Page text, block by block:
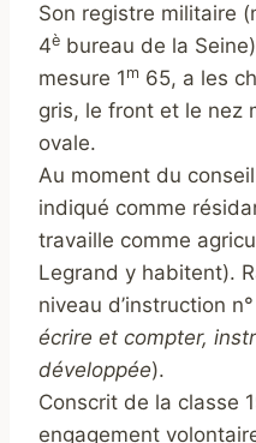
Son registre militaire
4è bureau de la
mesure 1 m 65, a les
gris, le front et le nez
ovale.
Au moment du
indiqué comme
travaille comme
Legrand y habitent).
niveau d’instruction
écrire et compter,
développée).
Conscrit de la classe
engagement